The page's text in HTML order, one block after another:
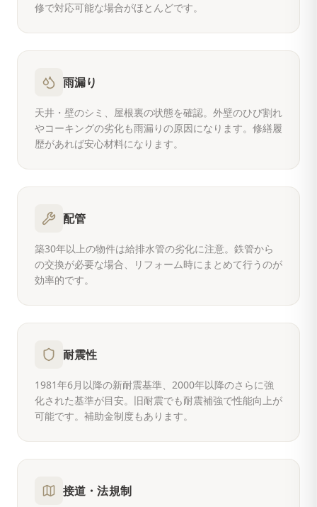
修で対応可能な場合がほとんどです。
雨漏り
天井・壁のシミ、屋根裏の状態を確認。外壁のひび割れ
やコーキングの劣化も雨漏りの原因になります。修繕履
歴があれば安心材料になります。
配管
築30年以上の物件は給排水管の劣化に注意。鉄管から
の交換が必要な場合、リフォーム時にまとめて行うのが
効率的です。
耐震性
1981年6月以降の新耐震基準、2000年以降のさらに強
化された基準が目安。旧耐震でも耐震補強で性能向上が
可能です。補助金制度もあります。
接道・法規制